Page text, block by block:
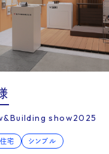
show2025
宅 シンプル